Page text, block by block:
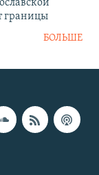
границы
БОЛЬШЕ